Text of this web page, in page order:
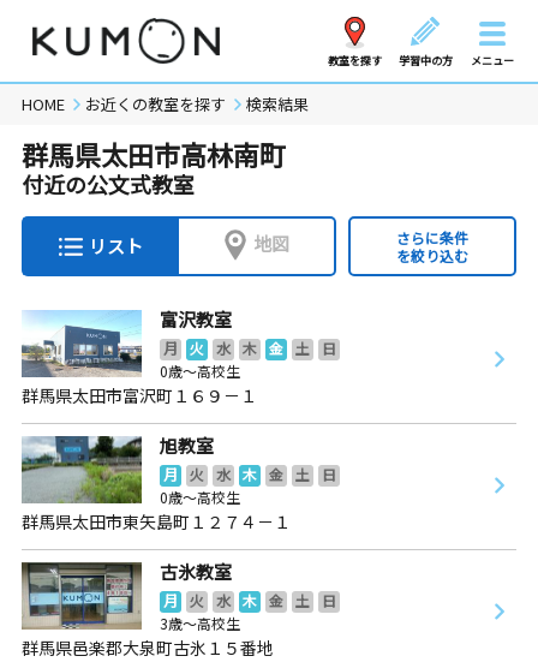
教室を探す 学習中の方 メニュー
HOME お近くの教室を探す 検索結果
群馬県太田市高林南町
付近の公文式教室
リスト 地図
さらに条件
を絞り込む
富沢教室
月 火 水 木 金 土
日
0歳～高校生
群馬県太田市富沢町１６９－１
旭教室
月 火 水 木 金 土
日
0歳～高校生
群馬県太田市東矢島町１２７４－１
古氷教室
月 火 水 木 金 土
日
3歳～高校生
群馬県邑楽郡大泉町古氷１５番地